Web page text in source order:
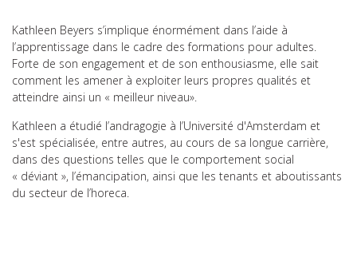
Kathleen Beyers s’implique énormément dans l’aide à
l’apprentissage dans le cadre des formations pour adultes.
Forte de son engagement et de son enthousiasme, elle sait
comment les amener à exploiter leurs propres qualités et
atteindre ainsi un « meilleur niveau».
Kathleen a étudié l’andragogie à l’Université d'Amsterdam et
s'est spécialisée, entre autres, au cours de sa longue carrière,
dans des questions telles que le comportement social
« déviant », l’émancipation, ainsi que les tenants et aboutissants
du secteur de l’horeca.